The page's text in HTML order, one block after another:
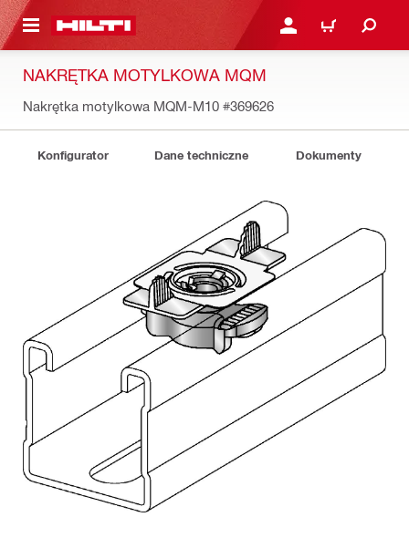
GŁÓWNEJ ZALOGUJ SIĘ LUB
KOSZYK
NAKRĘTKA MOTYLKOWA MQM
Nakrętka motylkowa MQM-M10 #369626
Konfigurator Dane techniczne Dokumenty